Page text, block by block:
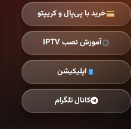
خرید با پی‌پال و کریپتو
آموزش نصب IPTV
اپلیکیشن
کانال تلگرام